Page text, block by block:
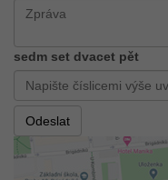
sedm set dvacet pět